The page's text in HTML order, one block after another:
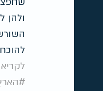
ולהן